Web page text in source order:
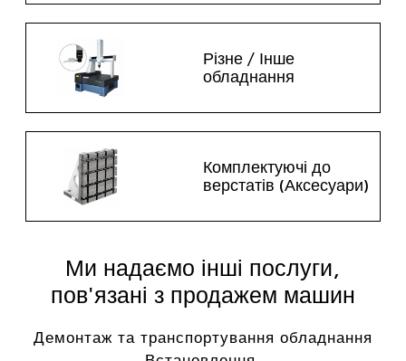
Різне / Інше
обладнання
Комплектуючі до
верстатів (Аксесуари)
Ми надаємо інші послуги,
пов'язані з продажем машин
Демонтаж та транспортування обладнання